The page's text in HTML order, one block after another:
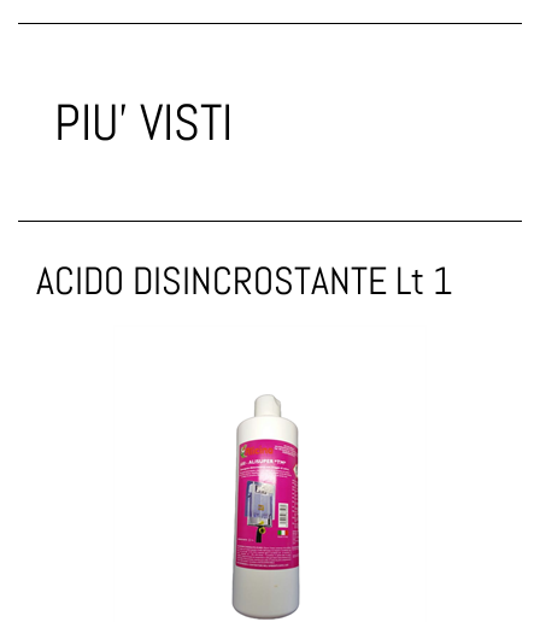
PIU' VISTI
ACIDO DISINCROSTANTE Lt 1